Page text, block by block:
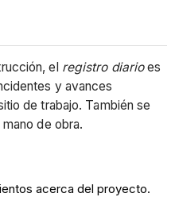
el registro diarioes
y avances
de trabajo. También se
de obra.
acerca del proyecto.